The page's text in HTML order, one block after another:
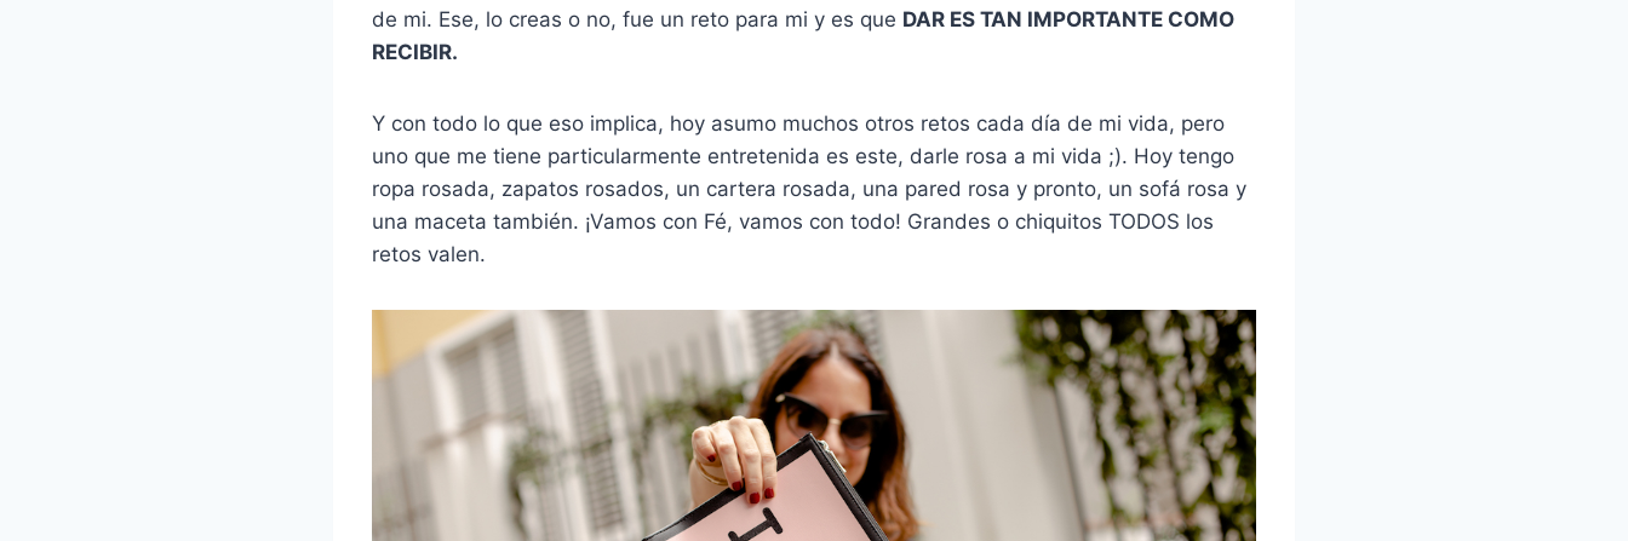
de mi. Ese, lo creas o no, fue un reto para mi y es que DAR ES TAN IMPORTANTE COMO
RECIBIR.
Y con todo lo que eso implica, hoy asumo muchos otros retos cada día de mi vida, pero
uno que me tiene particularmente entretenida es este, darle rosa a mi vida ;). Hoy tengo
ropa rosada, zapatos rosados, un cartera rosada, una pared rosa y pronto, un sofá rosa y
una maceta también. ¡Vamos con Fé, vamos con todo! Grandes o chiquitos TODOS los
retos valen.